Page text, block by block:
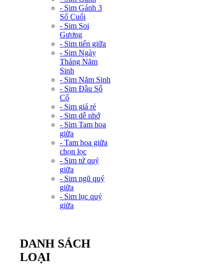
- Sim Gánh 3
Số Cuối
- Sim Soi
Gương
- Sim tiến giữa
- Sim Ngày
Tháng Năm
Sinh
- Sim Năm Sinh
- Sim Đầu Số
Cổ
- Sim giá rẻ
- Sim dễ nhớ
- Sim Tam hoa
giữa
- Tam hoa giữa
chọn lọc
- Sim tứ quý
giữa
- Sim ngũ quý
giữa
- Sim lục quý
giữa
DANH SÁCH
LOẠI